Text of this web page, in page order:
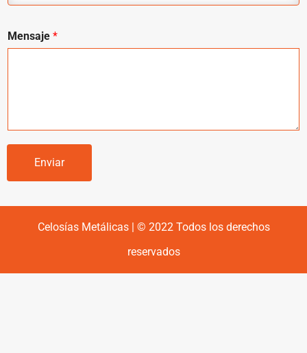
Mensaje *
Enviar
Celosías Metálicas | © 2022 Todos los derechos
reservados